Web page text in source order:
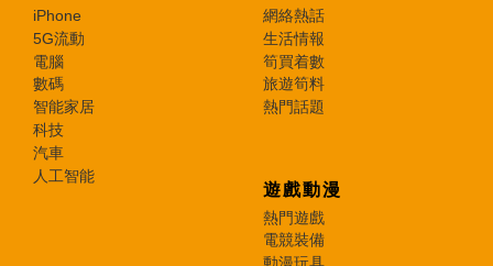
iPhone
5G流動
電腦
數碼
智能家居
科技
汽車
人工智能
網絡熱話
生活情報
筍買着數
旅遊筍料
熱門話題
遊戲動漫
熱門遊戲
電競裝備